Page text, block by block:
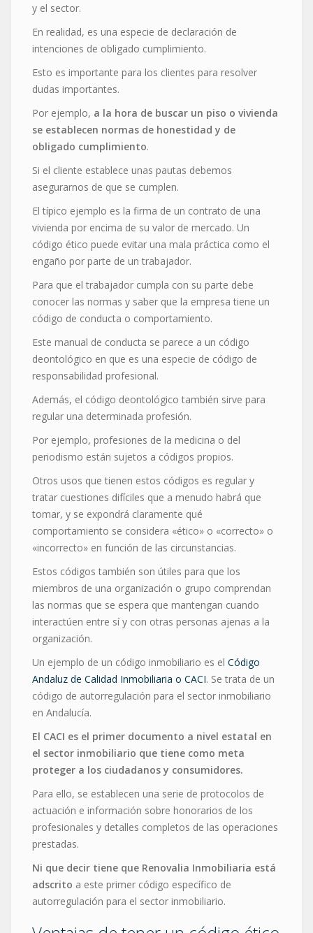
y el sector.
En realidad, es una especie de declaración de
intenciones de obligado cumplimiento.
Esto es importante para los clientes para resolver
dudas importantes.
Por ejemplo, a la hora de buscar un piso o vivienda
se establecen normas de honestidad y de
obligado cumplimiento.
Si el cliente establece unas pautas debemos
asegurarnos de que se cumplen.
El típico ejemplo es la firma de un contrato de una
vivienda por encima de su valor de mercado. Un
código ético puede evitar una mala práctica como el
engaño por parte de un trabajador.
Para que el trabajador cumpla con su parte debe
conocer las normas y saber que la empresa tiene un
código de conducta o comportamiento.
Este manual de conducta se parece a un código
deontológico en que es una especie de código de
responsabilidad profesional.
Además, el código deontológico también sirve para
regular una determinada profesión.
Por ejemplo, profesiones de la medicina o del
periodismo están sujetos a códigos propios.
Otros usos que tienen estos códigos es regular y
tratar cuestiones difíciles que a menudo habrá que
tomar, y se expondrá claramente qué
comportamiento se considera «ético» o «correcto» o
«incorrecto» en función de las circunstancias.
Estos códigos también son útiles para que los
miembros de una organización o grupo comprendan
las normas que se espera que mantengan cuando
interactúen entre sí y con otras personas ajenas a la
organización.
Un ejemplo de un código inmobiliario es el Código
Andaluz de Calidad Inmobiliaria o CACI. Se trata de un
código de autorregulación para el sector inmobiliario
en Andalucía.
El CACI es el primer documento a nivel estatal en
el sector inmobiliario que tiene como meta
proteger a los ciudadanos y consumidores.
Para ello, se establecen una serie de protocolos de
actuación e información sobre honorarios de los
profesionales y detalles completos de las operaciones
prestadas.
Ni que decir tiene que Renovalia Inmobiliaria está
adscrito a este primer código específico de
autorregulación para el sector inmobiliario.